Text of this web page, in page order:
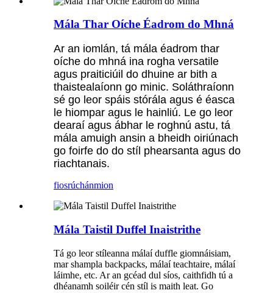
Mála Thar Oíche Éadrom do Mhná
Ar an iomlán, tá mála éadrom thar
oíche do mhná ina rogha versatile
agus praiticiúil do dhuine ar bith a
thaistealaíonn go minic. Soláthraíonn
sé go leor spáis stórála agus é éasca
le hiompar agus le hainliú. Le go leor
dearaí agus ábhar le roghnú astu, tá
mála amuigh ansin a bheidh oiriúnach
go foirfe do do stíl phearsanta agus do
riachtanais.
fiosrúchánmion
Mála Taistil Duffel Inaistrithe
Tá go leor stíleanna málaí duffle giomnáisiam,
mar shampla backpacks, málaí teachtaire, málaí
láimhe, etc. Ar an gcéad dul síos, caithfidh tú a
dhéanamh soiléir cén stíl is maith leat. Go